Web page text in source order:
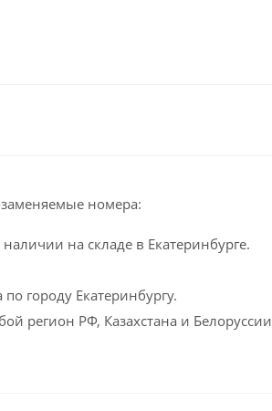
номера:
на складе в Екатеринбурге.
городу Екатеринбургу.
регион РФ, Казахстана и Белоруссии